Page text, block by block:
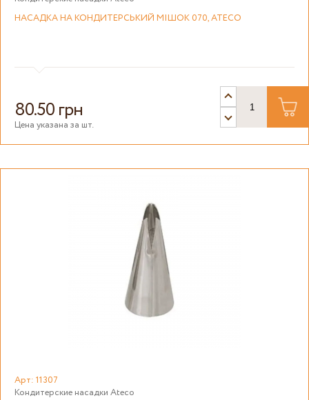
НАСАДКА НА КОНДИТЕРСЬКИЙ МІШОК 070, ATECO
80.50 грн
Цена указана за шт.
Арт: 11307
Кондитерские насадки Ateco